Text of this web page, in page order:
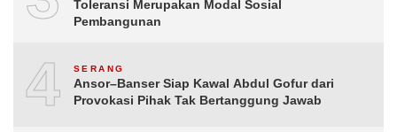
Toleransi Merupakan Modal Sosial
Pembangunan
4 SERANG
Ansor–Banser Siap Kawal Abdul Gofur dari
Provokasi Pihak Tak Bertanggung Jawab